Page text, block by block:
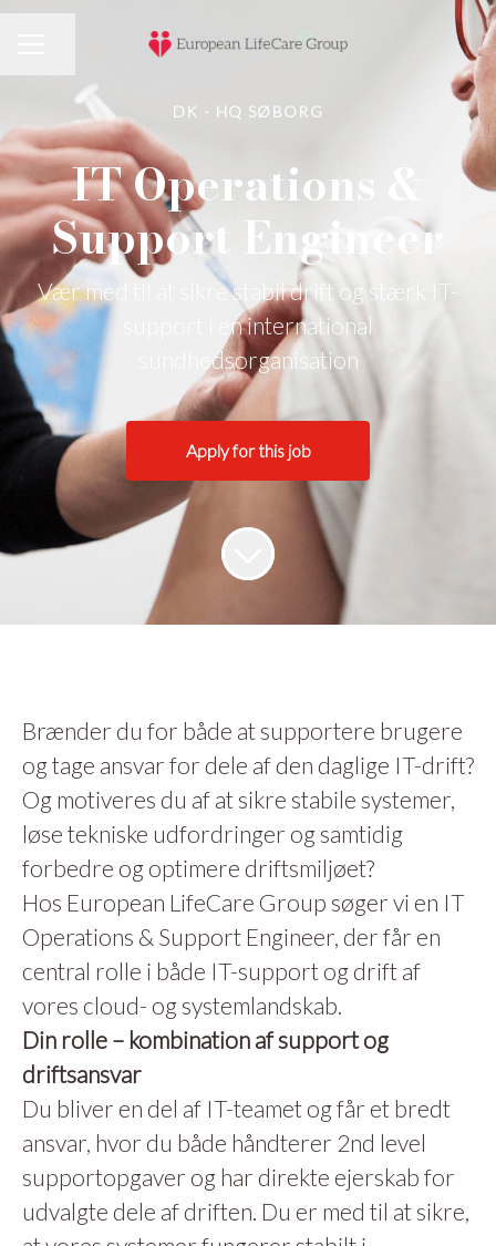
DK - HQ SØBORG
IT Operations &
Support Engineer
Vær med til at sikre stabil drift og stærk IT-
support i en international
sundhedsorganisation
Apply for this job
Brænder du for både at supportere brugere
og tage ansvar for dele af den daglige IT-drift?
Og motiveres du af at sikre stabile systemer,
løse tekniske udfordringer og samtidig
forbedre og optimere driftsmiljøet?
Hos European LifeCare Group søger vi en IT
Operations & Support Engineer, der får en
central rolle i både IT-support og drift af
vores cloud- og systemlandskab.
Din rolle – kombination af support og
driftsansvar
Du bliver en del af IT-teamet og får et bredt
ansvar, hvor du både håndterer 2nd level
supportopgaver og har direkte ejerskab for
udvalgte dele af driften. Du er med til at sikre,